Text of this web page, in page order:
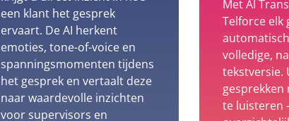
een klant het gesprek
ervaart. De AI herkent
emoties, tone-of-voice en
spanningsmomenten tijdens
het gesprek en vertaalt deze
naar waardevolle inzichten
voor supervisors en
Met AI
Telforce elk
volledige,
tekstversie.
te luisteren